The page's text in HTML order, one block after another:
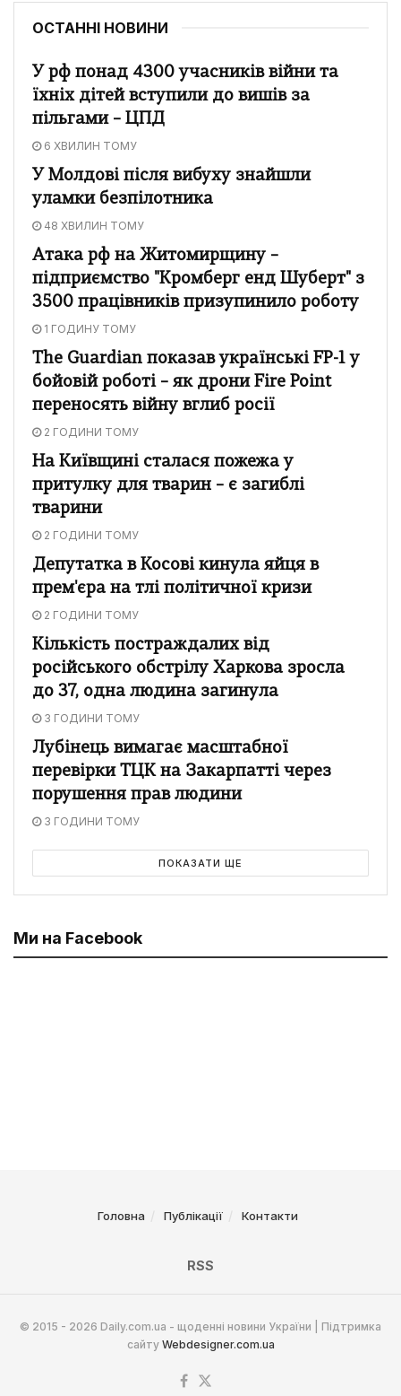
ОСТАННІ НОВИНИ
У рф понад 4300 учасників війни та
їхніх дітей вступили до вишів за
пільгами – ЦПД
6 ХВИЛИН ТОМУ
У Молдові після вибуху знайшли
уламки безпілотника
48 ХВИЛИН ТОМУ
Атака рф на Житомирщину –
підприємство "Кромберг енд Шуберт" з
3500 працівників призупинило роботу
1 ГОДИНУ ТОМУ
The Guardian показав українські FP-1 у
бойовій роботі – як дрони Fire Point
переносять війну вглиб росії
2 ГОДИНИ ТОМУ
На Київщині сталася пожежа у
притулку для тварин – є загиблі
тварини
2 ГОДИНИ ТОМУ
Депутатка в Косові кинула яйця в
прем'єра на тлі політичної кризи
2 ГОДИНИ ТОМУ
Кількість постраждалих від
російського обстрілу Харкова зросла
до 37, одна людина загинула
3 ГОДИНИ ТОМУ
Лубінець вимагає масштабної
перевірки ТЦК на Закарпатті через
порушення прав людини
3 ГОДИНИ ТОМУ
ПОКАЗАТИ ЩЕ
Ми на Facebook
Головна Публікації Контакти
RSS
© 2015 - 2026 Daily.com.ua - щоденні новини України | Підтримка
сайту Webdesigner.com.ua